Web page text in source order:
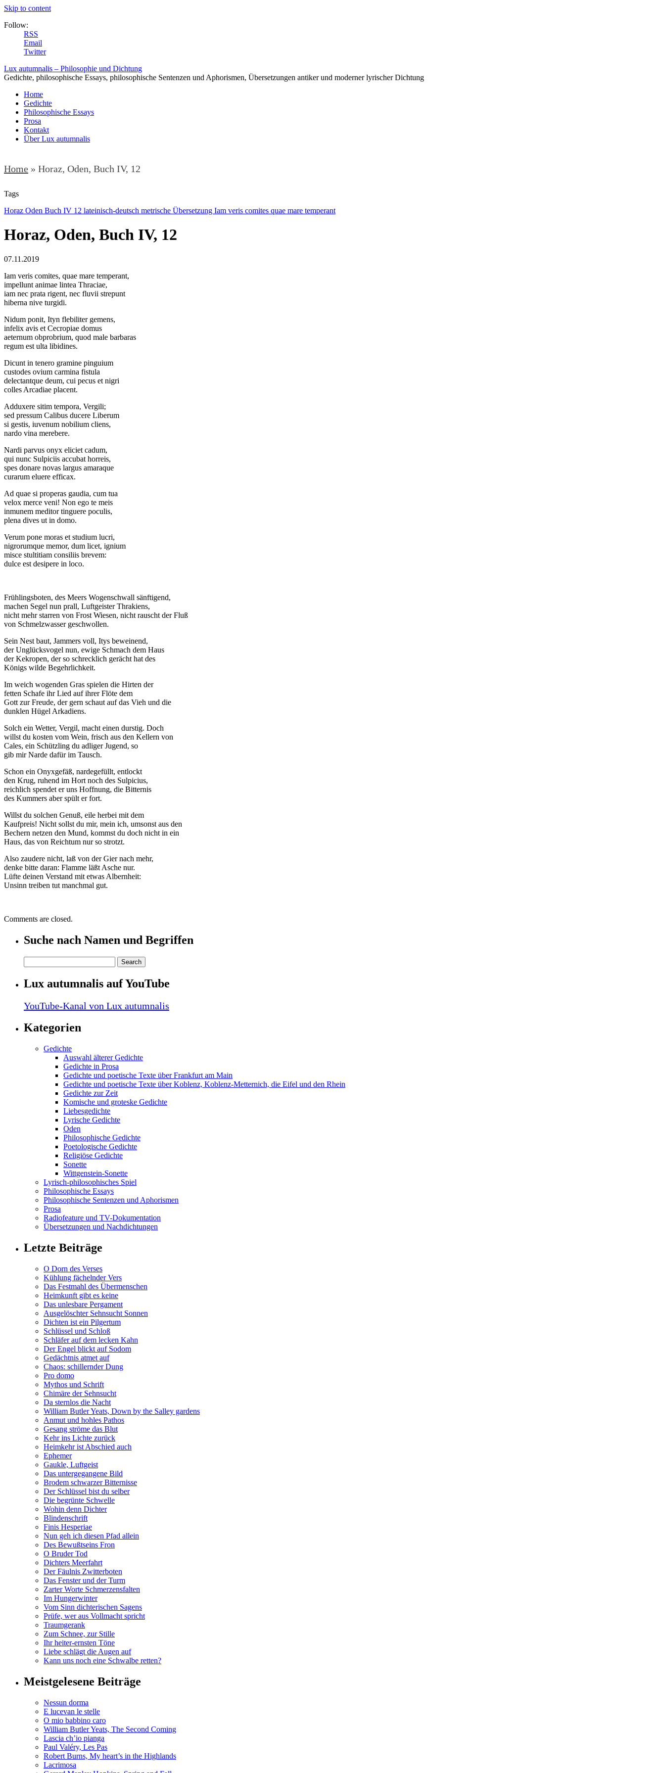
Skip to content
Follow:
RSS
Email
Twitter
Lux autumnalis – Philosophie und Dichtung
Gedichte, philosophische Essays, philosophische Sentenzen und Aphorismen, Übersetzungen antiker und moderner lyrischer Dichtung
Home
Gedichte
Philosophische Essays
Prosa
Kontakt
Über Lux autumnalis
Home » Horaz, Oden, Buch IV, 12
Tags
Horaz Oden Buch IV 12 lateinisch-deutsch metrische Übersetzung Iam veris comites quae mare temperant
Horaz, Oden, Buch IV, 12
07.11.2019
Iam veris comites, quae mare temperant,
impellunt animae lintea Thraciae,
iam nec prata rigent, nec fluvii strepunt
hiberna nive turgidi.
Nidum ponit, Ityn flebiliter gemens,
infelix avis et Cecropiae domus
aeternum obprobrium, quod male barbaras
regum est ulta libidines.
Dicunt in tenero gramine pinguium
custodes ovium carmina fistula
delectantque deum, cui pecus et nigri
colles Arcadiae placent.
Adduxere sitim tempora, Vergili;
sed pressum Calibus ducere Liberum
si gestis, iuvenum nobilium cliens,
nardo vina merebere.
Nardi parvus onyx eliciet cadum,
qui nunc Sulpiciis accubat horreis,
spes donare novas largus amaraque
curarum eluere efficax.
Ad quae si properas gaudia, cum tua
velox merce veni! Non ego te meis
inmunem meditor tinguere poculis,
plena dives ut in domo.
Verum pone moras et studium lucri,
nigrorumque memor, dum licet, ignium
misce stultitiam consiliis brevem:
dulce est desipere in loco.
Frühlingsboten, des Meers Wogenschwall sänftigend,
machen Segel nun prall, Luftgeister Thrakiens,
nicht mehr starren von Frost Wiesen, nicht rauscht der Fluß
von Schmelzwasser geschwollen.
Sein Nest baut, Jammers voll, Itys beweinend,
der Unglücksvogel nun, ewige Schmach dem Haus
der Kekropen, der so schrecklich gerächt hat des
Königs wilde Begehrlichkeit.
Im weich wogenden Gras spielen die Hirten der
fetten Schafe ihr Lied auf ihrer Flöte dem
Gott zur Freude, der gern schaut auf das Vieh und die
dunklen Hügel Arkadiens.
Solch ein Wetter, Vergil, macht einen durstig. Doch
willst du kosten vom Wein, frisch aus den Kellern von
Cales, ein Schützling du adliger Jugend, so
gib mir Narde dafür im Tausch.
Schon ein Onyxgefäß, nardegefüllt, entlockt
den Krug, ruhend im Hort noch des Sulpicius,
reichlich spendet er uns Hoffnung, die Bitternis
des Kummers aber spült er fort.
Willst du solchen Genuß, eile herbei mit dem
Kaufpreis! Nicht sollst du mir, mein ich, umsonst aus den
Bechern netzen den Mund, kommst du doch nicht in ein
Haus, das von Reichtum nur so strotzt.
Also zaudere nicht, laß von der Gier nach mehr,
denke bitte daran: Flamme läßt Asche nur.
Lüfte deinen Verstand mit etwas Albernheit:
Unsinn treiben tut manchmal gut.
Comments are closed.
Suche nach Namen und Begriffen
Lux autumnalis auf YouTube
YouTube-Kanal von Lux autumnalis
Kategorien
Gedichte
Auswahl älterer Gedichte
Gedichte in Prosa
Gedichte und poetische Texte über Frankfurt am Main
Gedichte und poetische Texte über Koblenz, Koblenz-Metternich, die Eifel und den Rhein
Gedichte zur Zeit
Komische und groteske Gedichte
Liebesgedichte
Lyrische Gedichte
Oden
Philosophische Gedichte
Poetologische Gedichte
Religiöse Gedichte
Sonette
Wittgenstein-Sonette
Lyrisch-philosophisches Spiel
Philosophische Essays
Philosophische Sentenzen und Aphorismen
Prosa
Radiofeature und TV-Dokumentation
Übersetzungen und Nachdichtungen
Letzte Beiträge
O Dorn des Verses
Kühlung fächelnder Vers
Das Festmahl des Übermenschen
Heimkunft gibt es keine
Das unlesbare Pergament
Ausgelöschter Sehnsucht Sonnen
Dichten ist ein Pilgertum
Schlüssel und Schloß
Schläfer auf dem lecken Kahn
Der Engel blickt auf Sodom
Gedächtnis atmet auf
Chaos: schillernder Dung
Pro domo
Mythos und Schrift
Chimäre der Sehnsucht
Da sternlos die Nacht
William Butler Yeats, Down by the Salley gardens
Anmut und hohles Pathos
Gesang ströme das Blut
Kehr ins Lichte zurück
Heimkehr ist Abschied auch
Ephemer
Gaukle, Luftgeist
Das untergegangene Bild
Brodem schwarzer Bitternisse
Der Schlüssel bist du selber
Die begrünte Schwelle
Wohin denn Dichter
Blindenschrift
Finis Hesperiae
Nun geh ich diesen Pfad allein
Des Bewußtseins Fron
O Bruder Tod
Dichters Meerfahrt
Der Fäulnis Zwitterboten
Das Fenster und der Turm
Zarter Worte Schmerzensfalten
Im Hungerwinter
Vom Sinn dichterischen Sagens
Prüfe, wer aus Vollmacht spricht
Traumgerank
Zum Schnee, zur Stille
Ihr heiter-ernsten Töne
Liebe schlägt die Augen auf
Kann uns noch eine Schwalbe retten?
Meistgelesene Beiträge
Nessun dorma
E lucevan le stelle
O mio babbino caro
William Butler Yeats, The Second Coming
Lascia ch’io pianga
Paul Valéry, Les Pas
Robert Burns, My heart’s in the Highlands
Lacrimosa